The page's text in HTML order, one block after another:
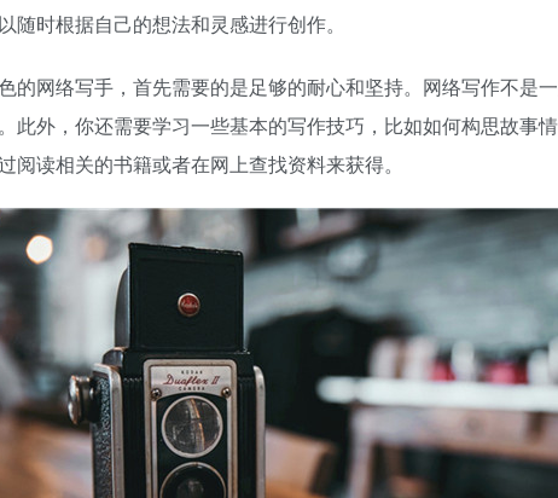
随时根据自己的想法和灵感进行创作。
的网络写手，首先需要的是足够的耐心和坚持。网络写作不是
此外，你还需要学习一些基本的写作技巧，比如如何构思故事
阅读相关的书籍或者在网上查找资料来获得。